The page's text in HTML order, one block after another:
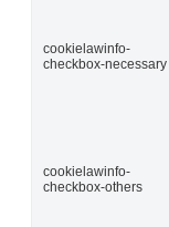
cookielawinfo-
checkbox-necessary
cookielawinfo-
checkbox-others